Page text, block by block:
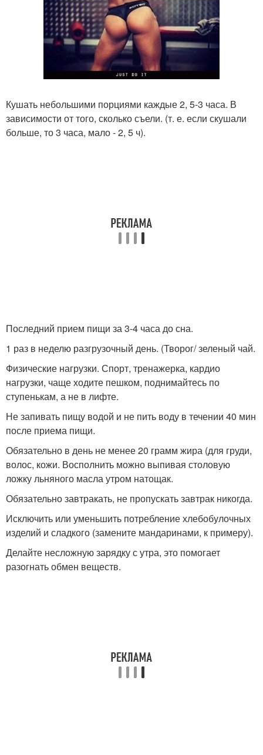
Кушать небольшими порциями каждые 2, 5-3 часа. В
зависимости от того, сколько съели. (т. е. если скушали
больше, то 3 часа, мало - 2, 5 ч).
Последний прием пищи за 3-4 часа до сна.
1 раз в неделю разгрузочный день. (Творог/ зеленый чай.
Физические нагрузки. Спорт, тренажерка, кардио
нагрузки, чаще ходите пешком, поднимайтесь по
ступенькам, а не в лифте.
Не запивать пищу водой и не пить воду в течении 40 мин
после приема пищи.
Обязательно в день не менее 20 грамм жира (для груди,
волос, кожи. Восполнить можно выпивая столовую
ложку льняного масла утром натощак.
Обязательно завтракать, не пропускать завтрак никогда.
Исключить или уменьшить потребление хлебобулочных
изделий и сладкого (замените мандаринами, к примеру).
Делайте несложную зарядку с утра, это помогает
разогнать обмен веществ.